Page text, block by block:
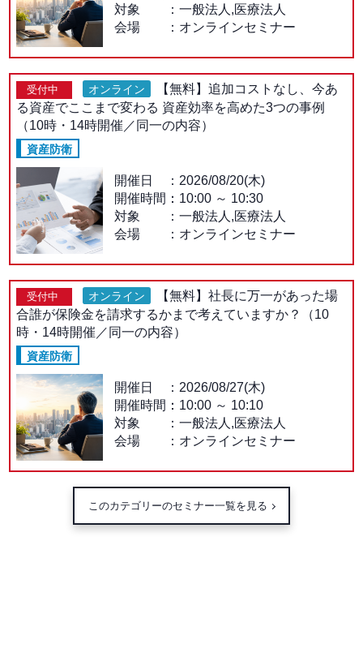
対象
一般法人,医療法人
会場
オンラインセミナー
受付中 オンライン
【無料】追加コストなし、今あ
る資産でここまで変わる 資産効率を高めた3つの事例
（10時・14時開催／同一の内容）
資産防衛
開催日
2026/08/20(木)
開催時間： 10:00～ 10:30
対象
一般法人,医療法人
会場
オンラインセミナー
受付中 オンライン
【無料】社長に万一があった場
合誰が保険金を請求するかまで考えていますか？（10
時・14時開催／同一の内容）
資産防衛
開催日
2026/08/27(木)
開催時間： 10:00～ 10:10
対象
一般法人,医療法人
会場
オンラインセミナー
このカテゴリーのセミナー一覧を見る